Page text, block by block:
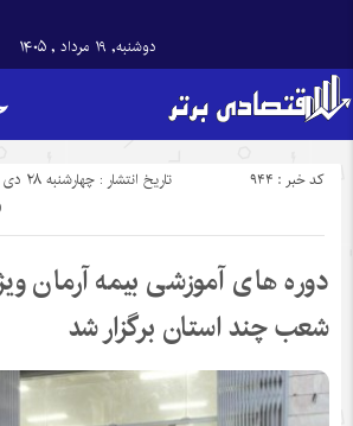
دوشنبه, ۱۹ مرداد , ۱۴۰۵
تاریخ انتشار : چهارشنبه ۲۸ دی ۱۴۰۱ - ۱۷:۲۷ کد خبر : 944
دوره های آموزشی بیمه آرمان
شعب چند استان برگزار شد